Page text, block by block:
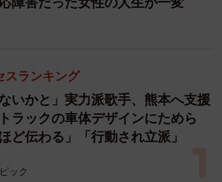
みるみる歩けるようになって
ひの症状だと思ったので、も
スランキング
ないかと」実力派歌手、熊本へ支援
ラックの車体デザインにためら
伝わる」「行動され立派」
ック